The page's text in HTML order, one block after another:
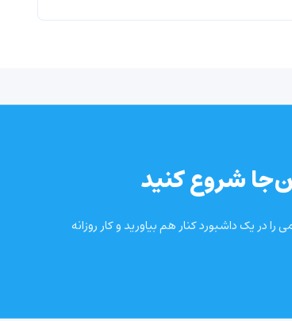
شروع کنید
در یک داشبورد کنار هم بیاورید و کار روزانه